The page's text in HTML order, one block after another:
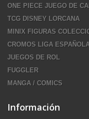
ONE PIECE JUEGO DE
TCG DISNEY LORCANA
MINIX FIGURAS
CROMOS LIGA ESPAÑOLA
JUEGOS DE ROL
FUGGLER
MANGA / COMICS
Información